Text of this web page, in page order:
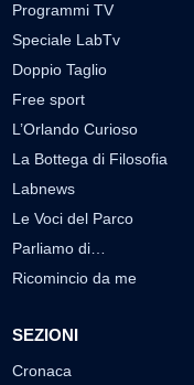
Programmi TV
Speciale LabTv
Doppio Taglio
Free sport
L’Orlando Curioso
La Bottega di Filosofia
Labnews
Le Voci del Parco
Parliamo di…
Ricomincio da me
SEZIONI
Cronaca